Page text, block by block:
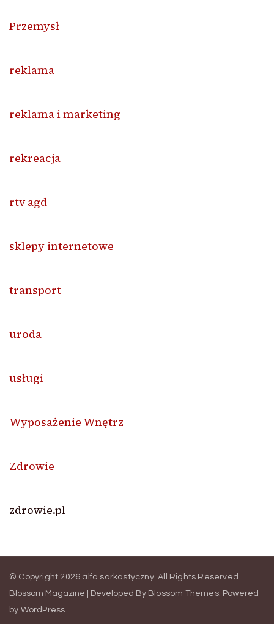
Przemysł
reklama
reklama i marketing
rekreacja
rtv agd
sklepy internetowe
transport
uroda
usługi
Wyposażenie Wnętrz
Zdrowie
zdrowie.pl
© Copyright 2026 alfa sarkastyczny. All Rights Reserved.
Blossom Magazine | Developed By Blossom Themes. Powered
by WordPress.